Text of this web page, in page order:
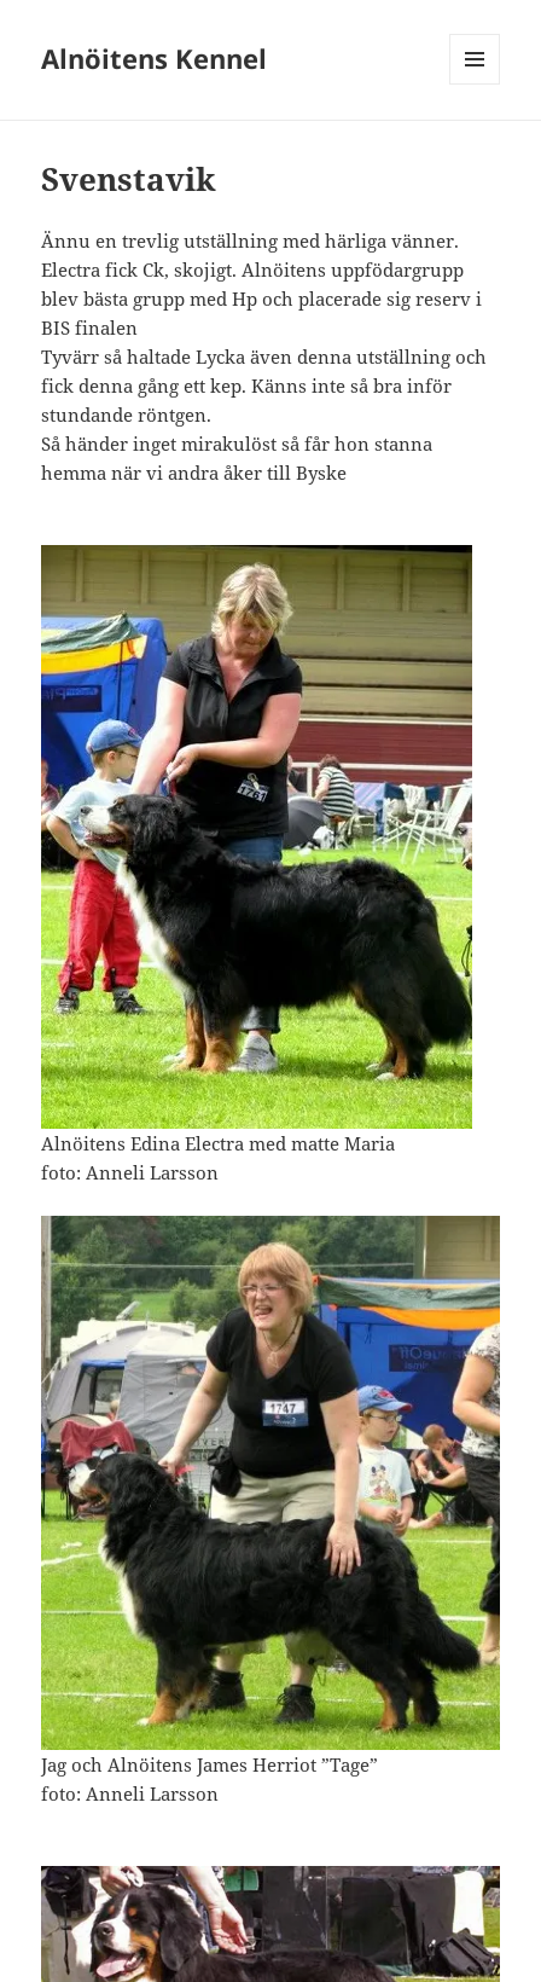
Alnöitens Kennel
Svenstavik
Ännu en trevlig utställning med härliga vänner.
Electra fick Ck, skojigt. Alnöitens uppfödargrupp
blev bästa grupp med Hp och placerade sig reserv i
BIS finalen
Tyvärr så haltade Lycka även denna utställning och
fick denna gång ett kep. Känns inte så bra inför
stundande röntgen.
Så händer inget mirakulöst så får hon stanna
hemma när vi andra åker till Byske
Alnöitens Edina Electra med matte Maria
foto: Anneli Larsson
Jag och Alnöitens James Herriot ”Tage”
foto: Anneli Larsson